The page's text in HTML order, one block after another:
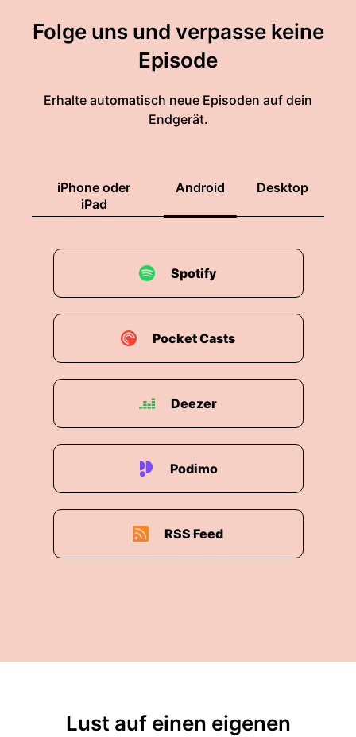
Folge uns und verpasse keine
Episode
Erhalte automatisch neue Episoden auf dein
Endgerät.
iPhone oder
iPad
Android Desktop
Spotify
Pocket Casts
Deezer
Podimo
RSS Feed
Lust auf einen eigenen